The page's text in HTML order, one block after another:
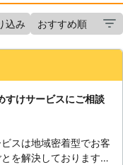
込み
すけサービスにご相談
スは地域密着型でお客
を解決しております。